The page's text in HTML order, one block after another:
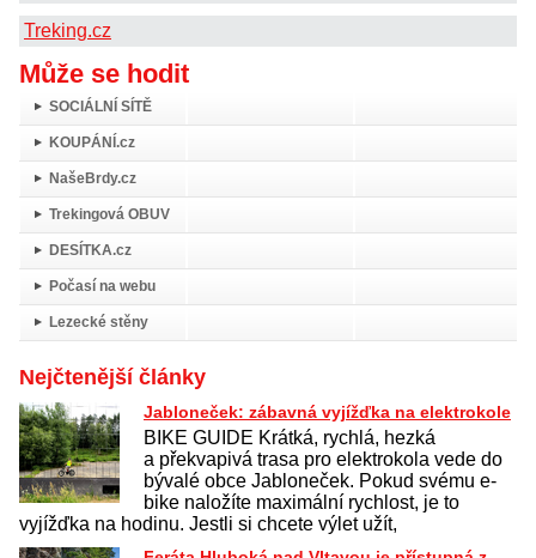
Treking.cz
Může se hodit
SOCIÁLNÍ SÍTĚ
KOUPÁNÍ.cz
NašeBrdy.cz
Trekingová OBUV
DESÍTKA.cz
Počasí na webu
Lezecké stěny
Nejčtenější články
Jabloneček: zábavná vyjížďka na elektrokole
BIKE GUIDE Krátká, rychlá, hezká
a překvapivá trasa pro elektrokola vede do
bývalé obce Jabloneček. Pokud svému e-
bike naložíte maximální rychlost, je to
vyjížďka na hodinu. Jestli si chcete výlet užít,